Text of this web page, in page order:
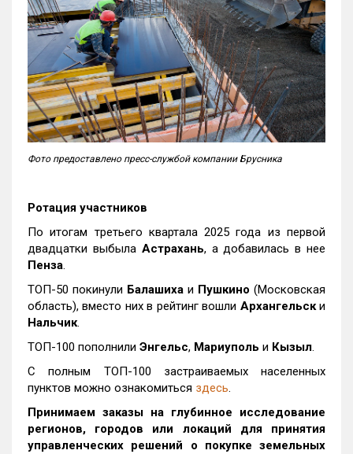
Фото предоставлено пресс-службой компании Брусника
Ротация участников
По итогам третьего квартала 2025 года из первой
двадцатки выбыла Астрахань, а добавилась в нее
Пенза.
ТОП-50 покинули Балашиха и Пушкино (Московская
область), вместо них в рейтинг вошли Архангельски
Нальчик.
ТОП-100 пополнили Энгельс, Мариуполь и Кызыл.
С полным ТОП-100 застраиваемых населенных
пунктов можно ознакомиться здесь.
Принимаем заказы на глубинное исследование
регионов, городов или локаций для принятия
управленческих решений о покупке земельных